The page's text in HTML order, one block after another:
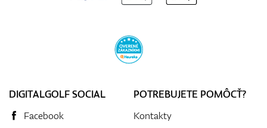
DIGITALGOLF SOCIAL
Facebook
POTREBUJETE POMÔCŤ?
Kontakty